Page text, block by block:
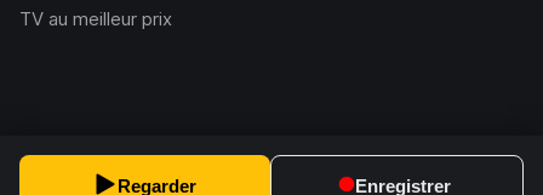
Regarder Enregistrer
TV au meilleur prix
2.228.1